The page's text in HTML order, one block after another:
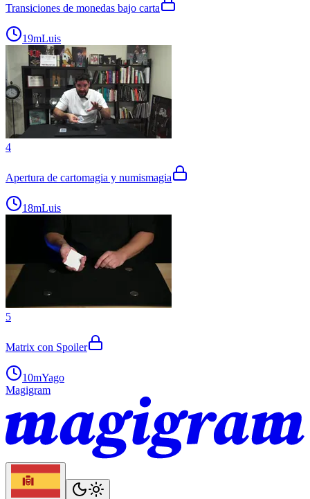
Transiciones de monedas bajo carta
19mLuis
4
Apertura de cartomagia y numismagia
18mLuis
5
Matrix con Spoiler
10mYago
Magigram